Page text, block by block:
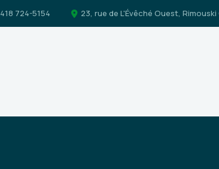
418 724-5154 23, rue de L'Évêché Ouest, Rimouski